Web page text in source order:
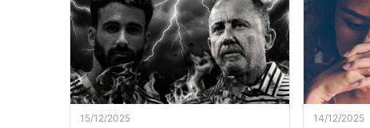
15/12/2025 14/12/2025